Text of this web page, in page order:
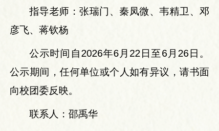
指导老师：张瑞门、秦凤微、韦精卫、邓
彦飞、蒋钦杨
公示时间自2026年6月22日至6月26日。
公示期间，任何单位或个人如有异议，请书面
向校团委反映。
联系人：邵禹华